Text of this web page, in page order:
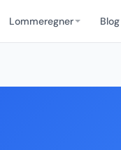
Lommeregner Blog